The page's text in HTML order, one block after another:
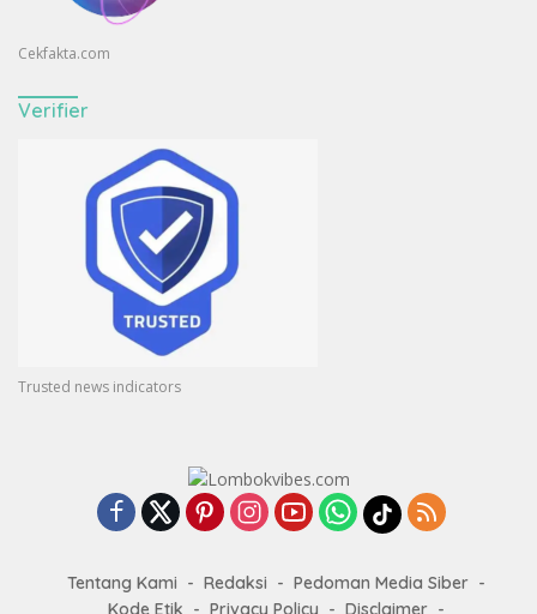
Cekfakta.com
Verifier
Trusted news indicators
Tentang Kami Redaksi
Pedoman Media Siber
Kode Etik
Privacy Policy Disclaimer